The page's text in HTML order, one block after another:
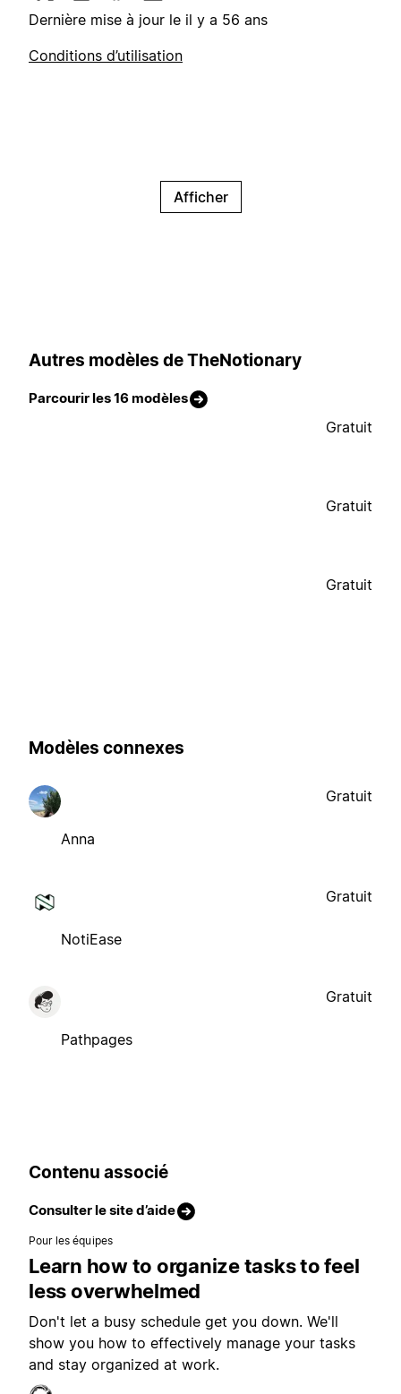
Dernière mise à jour le il y a 56 ans
Conditions d’utilisation
Afficher
Autres modèles de TheNotionary
Parcourir les 16 modèles
Gratuit
Gratuit
Gratuit
Modèles connexes
Anna
Gratuit
NotiEase
Gratuit
Pathpages
Gratuit
Contenu associé
Consulter le site d’aide
Pour les équipes
Learn how to organize tasks to feel
less overwhelmed
Don't let a busy schedule get you down. We'll
show you how to effectively manage your tasks
and stay organized at work.